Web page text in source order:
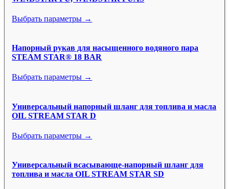
Выбрать параметры →
Напорный рукав для насыщенного водяного пара
STEAM STAR® 18 BAR
Выбрать параметры →
Универсальный напорный шланг для топлива и масла
OIL STREAM STAR D
Выбрать параметры →
Универсальный всасывающе-напорный шланг для
топлива и масла OIL STREAM STAR SD